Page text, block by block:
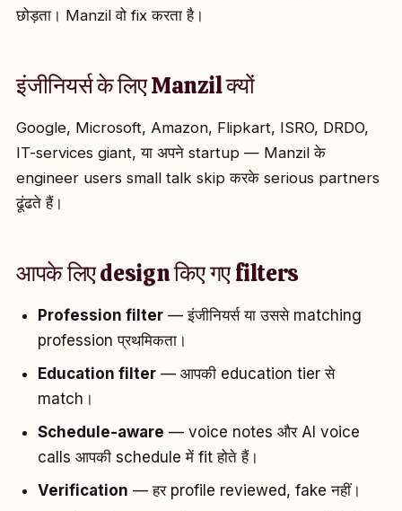
छोड़ता। Manzil वो fix करता है।
इंजीनियर्स के लिए Manzil क्यों
Google, Microsoft, Amazon, Flipkart, ISRO, DRDO,
IT-services giant, या अपने startup — Manzil के
engineer users small talk skip करके serious partners
ढूंढते हैं।
आपके लिए design किए गए filters
Profession filter — इंजीनियर्स या उससे matching
profession प्रथमिकता।
Education filter — आपकी education tier से
match।
Schedule-aware — voice notes और AI voice
calls आपकी schedule में fit होते हैं।
Verification — हर profile reviewed, fake नहीं।